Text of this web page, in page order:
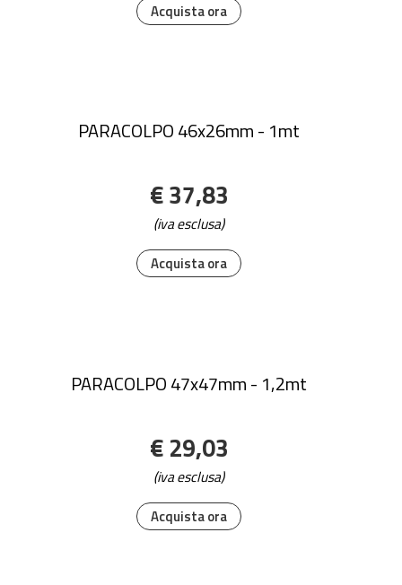
Acquista ora
Acquista ora
PARACOLPO 46x26mm - 1mt
€ 37,83
(iva esclusa)
Acquista ora
PARACOLPO 47x47mm - 1,2mt
€ 29,03
(iva esclusa)